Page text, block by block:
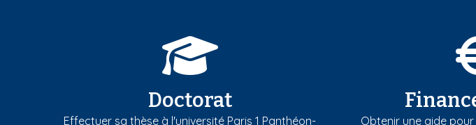
Doctorat
Effectuer sa thèse à l'université Paris 1 Panthéon- Obtenir une aide